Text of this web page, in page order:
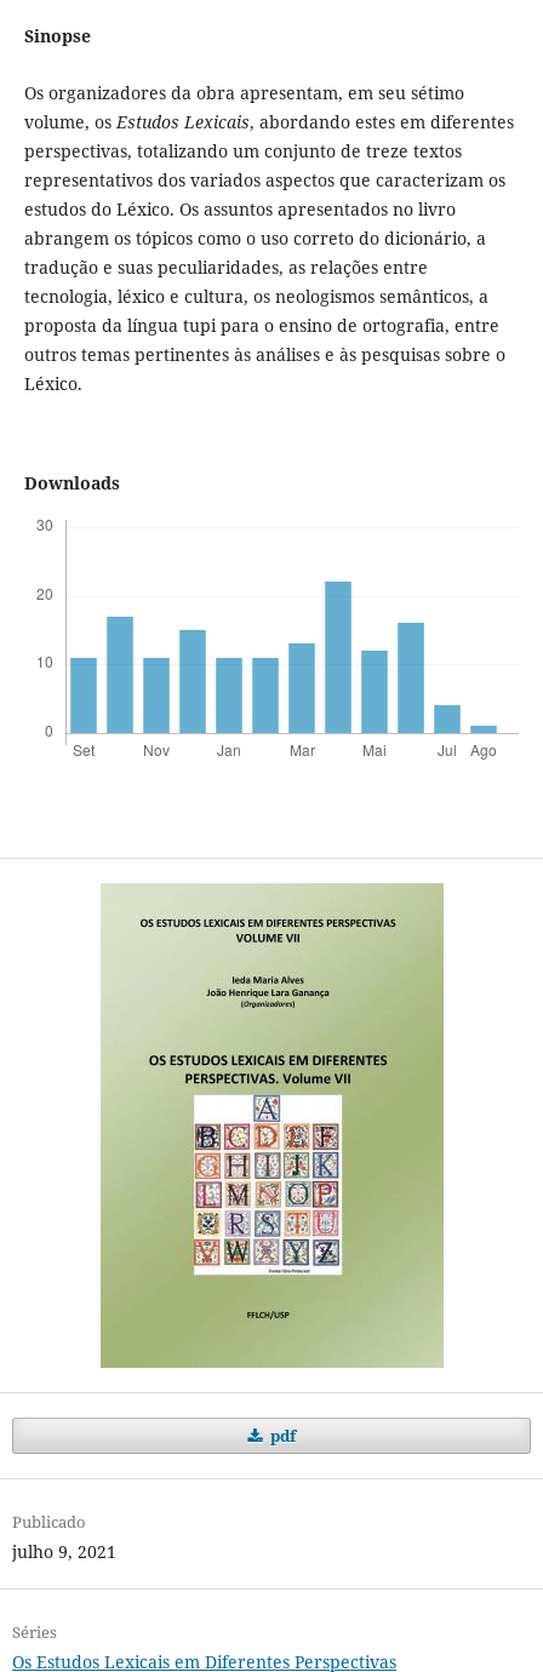
Sinopse
Os organizadores da obra apresentam, em seu sétimo
volume, osEstudos Lexicais, abordando estes em diferentes
perspectivas, totalizando um conjunto de treze textos
representativos dos variados aspectos que caracterizam os
estudos do Léxico. Os assuntos apresentados no livro
abrangem os tópicos como o uso correto do dicionário, a
tradução e suas peculiaridades, as relações entre
tecnologia, léxico e cultura, os neologismos semânticos, a
proposta da língua tupi para o ensino de ortografia, entre
outros temas pertinentes às análises e às pesquisas sobre o
Léxico.
Downloads
pdf
Publicado
julho 9, 2021
Séries
Os Estudos Lexicais em Diferentes Perspectivas